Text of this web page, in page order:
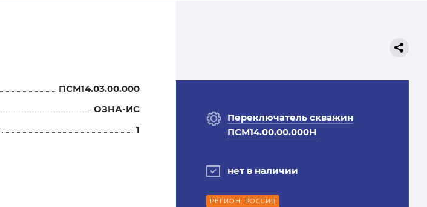
ПСМ14.03.00.000
ОЗНА-ИС
1
Переключатель скважин
ПСМ14.00.00.000Н
нет в наличии
РЕГИОН: РОССИЯ